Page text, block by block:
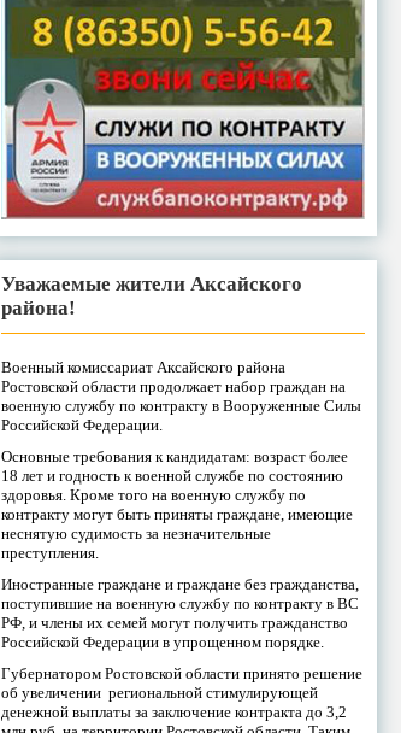
Уважаемые жители Аксайского
района!
Военный комиссариат Аксайского района
Ростовской области продолжает набор граждан на
военную службу по контракту в Вооруженные Силы
Российской Федерации.
Основные требования к кандидатам: возраст более
18 лет и годность к военной службе по состоянию
здоровья. Кроме того на военную службу по
контракту могут быть приняты граждане, имеющие
неснятую судимость за незначительные
преступления.
Иностранные граждане и граждане без гражданства,
поступившие на военную службу по контракту в ВС
РФ, и члены их семей могут получить гражданство
Российской Федерации в упрощенном порядке.
Губернатором Ростовской области принято решение
об увеличении региональной стимулирующей
денежной выплаты за заключение контракта до 3,2